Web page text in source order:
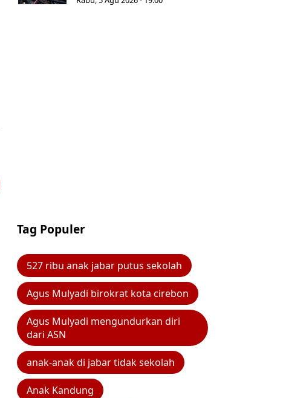
Tag Populer
527 ribu anak jabar putus sekolah
Agus Mulyadi birokrat kota cirebon
Agus Mulyadi mengundurkan diri
dari ASN
anak-anak di jabar tidak sekolah
Anak Kandung